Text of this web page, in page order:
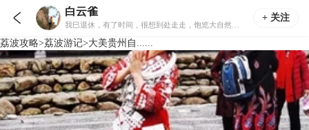
 白云雀
+ 关注
荔波攻略>荔波游记>大美贵州自......